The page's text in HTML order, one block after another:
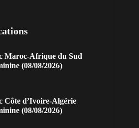
Maroc-Afrique du Sud
(08/08/2026)
Côte d’Ivoire-Algérie
(08/08/2026)